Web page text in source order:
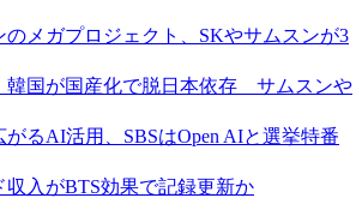
のメガプロジェクト、SKやサムスンが3
韓国が国産化で脱日本依存 サムスンや
るAI活用、SBSはOpen AIと選挙特番
入がBTS効果で記録更新か